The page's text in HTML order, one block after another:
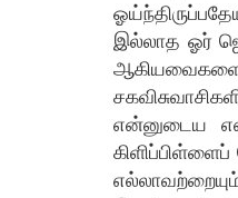
இல்லாத ஓர்
என்னுடைய